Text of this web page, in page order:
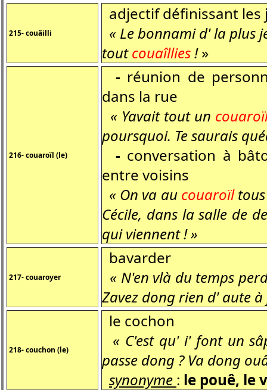
215- couâilli
adjectif définissant les
« Le bonnami d' la plus
toutcouaîllies!»
216- couaroïl (le)
- réunion de
dans la rue
« Yavait tout un
poursquoi. Te saurais
- conversation à
entre voisins
« On va au couaroïltous
Cécile, dans la salle de
qui viennent ! »
217- couaroyer
bavarder
« N'en vlà du temps
Zavez dong rien d' aute
218- couchon (le)
le cochon
« C'est qu' i' font un
passe dong ? Va dong
synonyme : le pouê, le